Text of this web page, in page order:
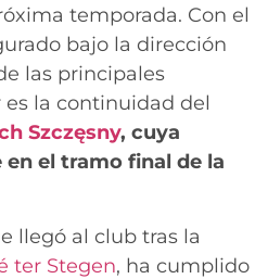
temporada. Con el
bajo la dirección
las principales
la continuidad del
Szczęsny, cuya
el tramo final de la
llegó al club tras la
ter Stegen, ha cumplido